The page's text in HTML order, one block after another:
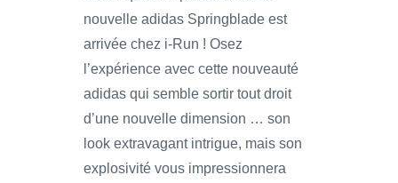
nouvelle adidas Springblade est
arrivée chez i-Run ! Osez
l’expérience avec cette nouveauté
adidas qui semble sortir tout droit
d’une nouvelle dimension … son
look extravagant intrigue, mais son
explosivité vous impressionnera